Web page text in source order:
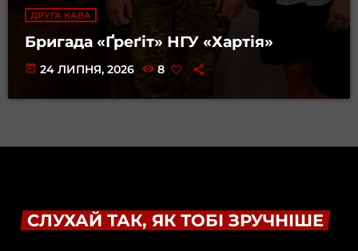
ДРУГА КАВА
Бригада «Ґреґіт» НГУ «Хартія»
today 24 ЛИПНЯ, 2026 8
СЛУХАЙ ТАК, ЯК ТОБІ ЗРУЧНІШЕ